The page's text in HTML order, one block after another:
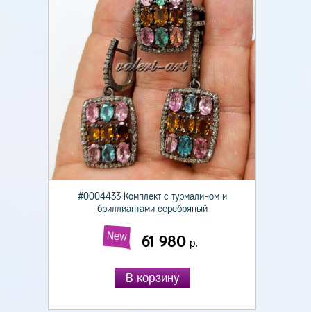
#0004433 Комплект с турмалином и
бриллиантами серебряный
New 61 980р.
В корзину